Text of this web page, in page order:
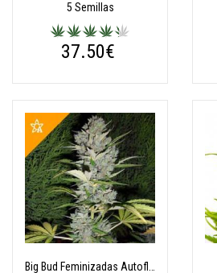
5 Semillas
37.50€